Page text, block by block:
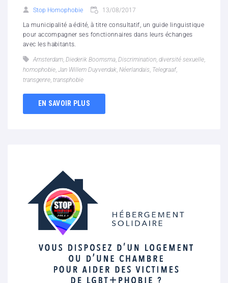
Stop Homophobie 13/08/2017
La municipalité a édité, à titre consultatif, un guide linguistique
pour accompagner ses fonctionnaires dans leurs échanges
avec les habitants.
Amsterdam, Diederik Boomsma, Discrimination, diversité sexuelle,
homophobie, Jan Willem Duyvendak, Néerlandais, Telegraaf,
transgenre, transphobie
EN SAVOIR PLUS